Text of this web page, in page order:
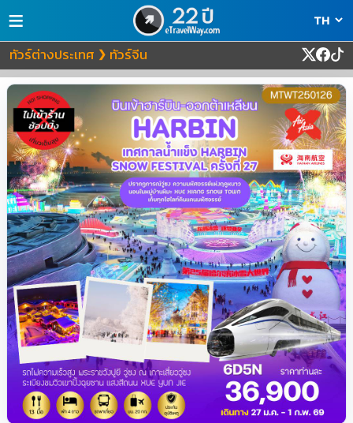
≡
ทัวร์ต่างประเทศ ❯ ทัวร์จีน